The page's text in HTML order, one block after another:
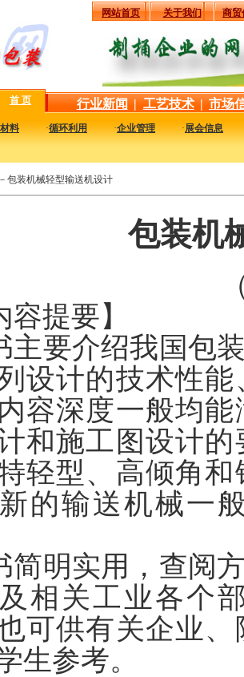
网站首页 关于我们 商贸
首 页 行业新闻 | 工艺技术 | 市场
料 ·循环利用 ·企业管理 ·展会信息
－包装机械轻型输送机设计
包装机
容提要】
主要介绍我国包
设计的技术性
容深度一般均
和施工图设计
轻型、高倾角
的输送机械一
简明实用，查阅
相关工业各个
可供有关企业
生参考。